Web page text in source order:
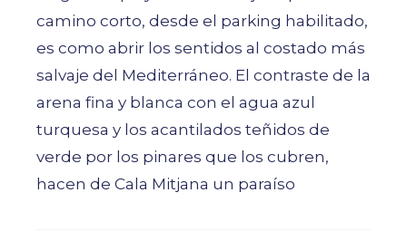
camino corto, desde el parking habilitado,
es como abrir los sentidos al costado más
salvaje del Mediterráneo. El contraste de la
arena fina y blanca con el agua azul
turquesa y los acantilados teñidos de
verde por los pinares que los cubren,
hacen de Cala Mitjana un paraíso